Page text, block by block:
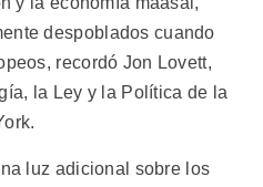
despoblados cuando
recordó Jon Lovett,
la Ley y la Política de la
luz adicional sobre los